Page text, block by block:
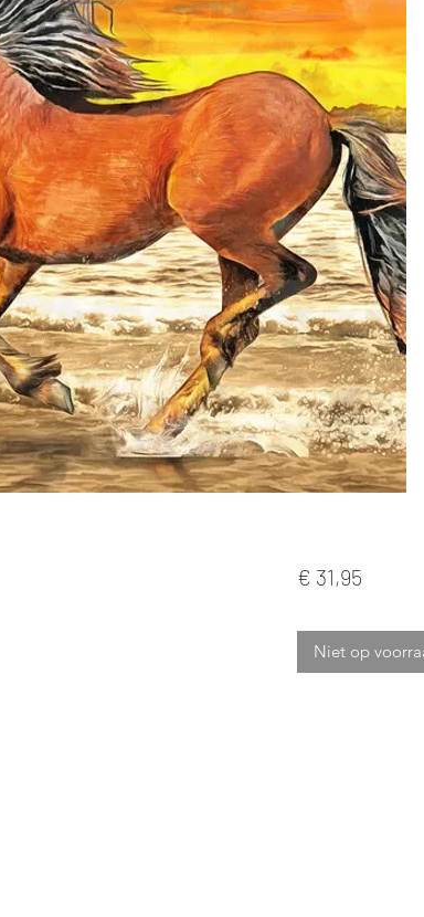
€ 31,95Prijs
Niet op